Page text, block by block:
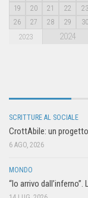
19
20 21 22 23
26
27 28 29 30
2023 2024
SCRITTURE AL SOCIALE
CrottAbile: un
6 AGO, 2026
MONDO
“Io arrivo